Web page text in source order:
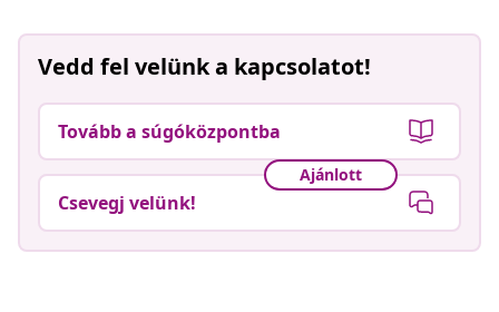
Vedd fel velünk a kapcsolatot!
Tovább a súgóközpontba
Ajánlott
Csevegj velünk!